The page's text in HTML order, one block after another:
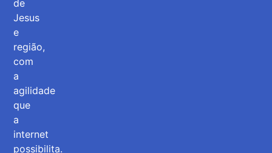
de
Jesus
e
região,
com
a
agilidade
que
a
internet
possibilita.